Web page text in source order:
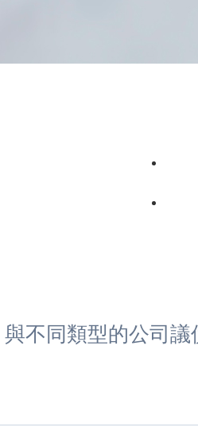
不同類型的公司